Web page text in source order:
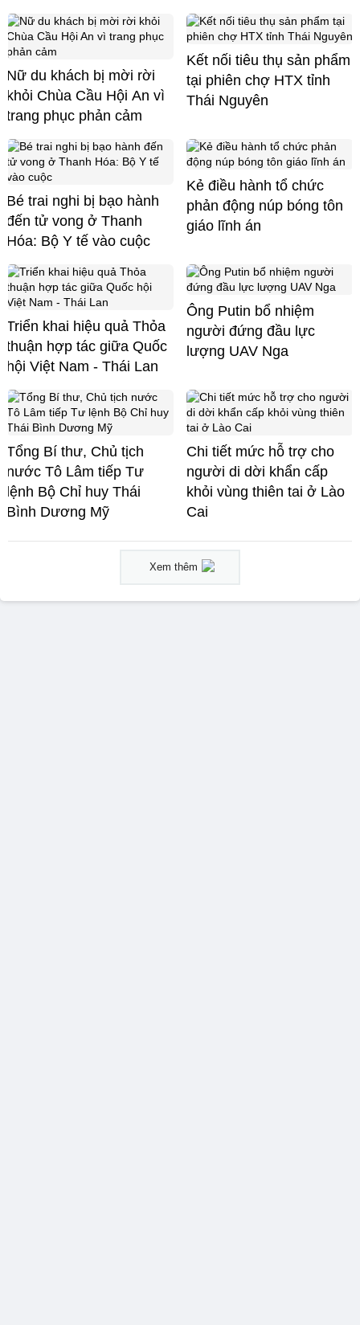
Nữ du khách bị mời rời
khỏi Chùa Cầu Hội An vì
trang phục phản cảm
Kết nối tiêu thụ sản phẩm
tại phiên chợ HTX tỉnh
Thái Nguyên
Bé trai nghi bị bạo hành
đến tử vong ở Thanh
Hóa: Bộ Y tế vào cuộc
Kẻ điều hành tổ chức
phản động núp bóng tôn
giáo lĩnh án
Triển khai hiệu quả Thỏa
thuận hợp tác giữa Quốc
hội Việt Nam - Thái Lan
Ông Putin bổ nhiệm
người đứng đầu lực
lượng UAV Nga
Tổng Bí thư, Chủ tịch
nước Tô Lâm tiếp Tư
lệnh Bộ Chỉ huy Thái
Bình Dương Mỹ
Chi tiết mức hỗ trợ cho
người di dời khẩn cấp
khỏi vùng thiên tai ở Lào
Cai
Xem thêm